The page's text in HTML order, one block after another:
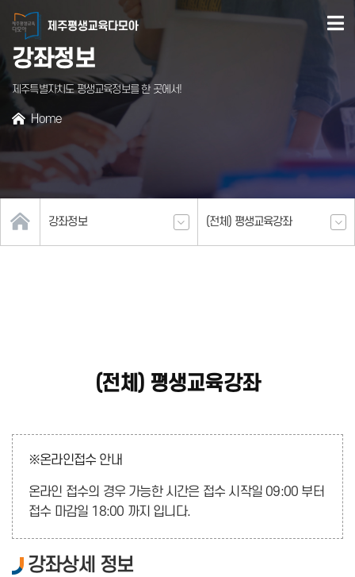
바로가기
서브페이지
콘텐츠
강좌정보
제주특별자치도 평생교육정보를 한 곳에서!
Home
강좌정보 (전체) 평생교육강좌
(전체) 평생교육강좌
※온라인접수 안내
온라인 접수의 경우 가능한 시간은 접수 시작일 09:00 부터
접수 마감일 18:00 까지 입니다.
강좌상세 정보